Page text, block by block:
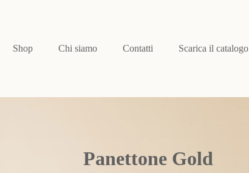
Shop Chi siamo Contatti Scarica il catalogo
Panettone Gold